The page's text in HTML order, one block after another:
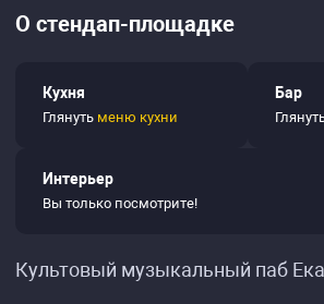
О стендап-площадке
Кухня
Глянуть меню кухни
Бар
Интерьер
Вы только посмотрите!
Культовый музыкальный паб